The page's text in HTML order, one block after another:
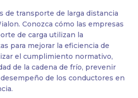
de transporte de larga distancia
Conozca cómo las empresas
de carga utilizan la
para mejorar la eficiencia de
el cumplimiento normativo,
de la cadena de frío, prevenir
de los conductores en